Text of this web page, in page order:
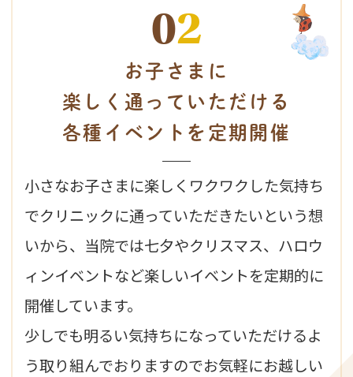
02
お子さまに
楽しく通っていただける
各種イベントを定期開催
小さなお子さまに楽しくワクワクした気持ち
でクリニックに通っていただきたいという想
いから、当院では七夕やクリスマス、ハロウ
ィンイベントなど楽しいイベントを定期的に
開催しています。
少しでも明るい気持ちになっていただけるよ
う取り組んでおりますのでお気軽にお越しい